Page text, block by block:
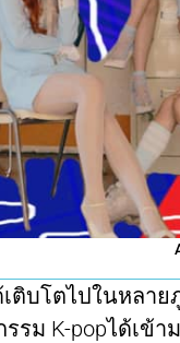
ติบโตไปในหลา
รม K-popได้เข้า